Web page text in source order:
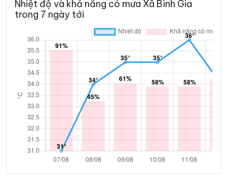
Nhiệt độ và khả năng có mưa Xã Bình Gia
trong 7 ngày tới